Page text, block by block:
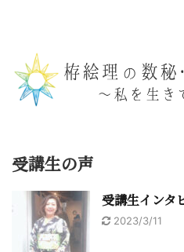
受講生の声
受講生インタ
2023/3/11